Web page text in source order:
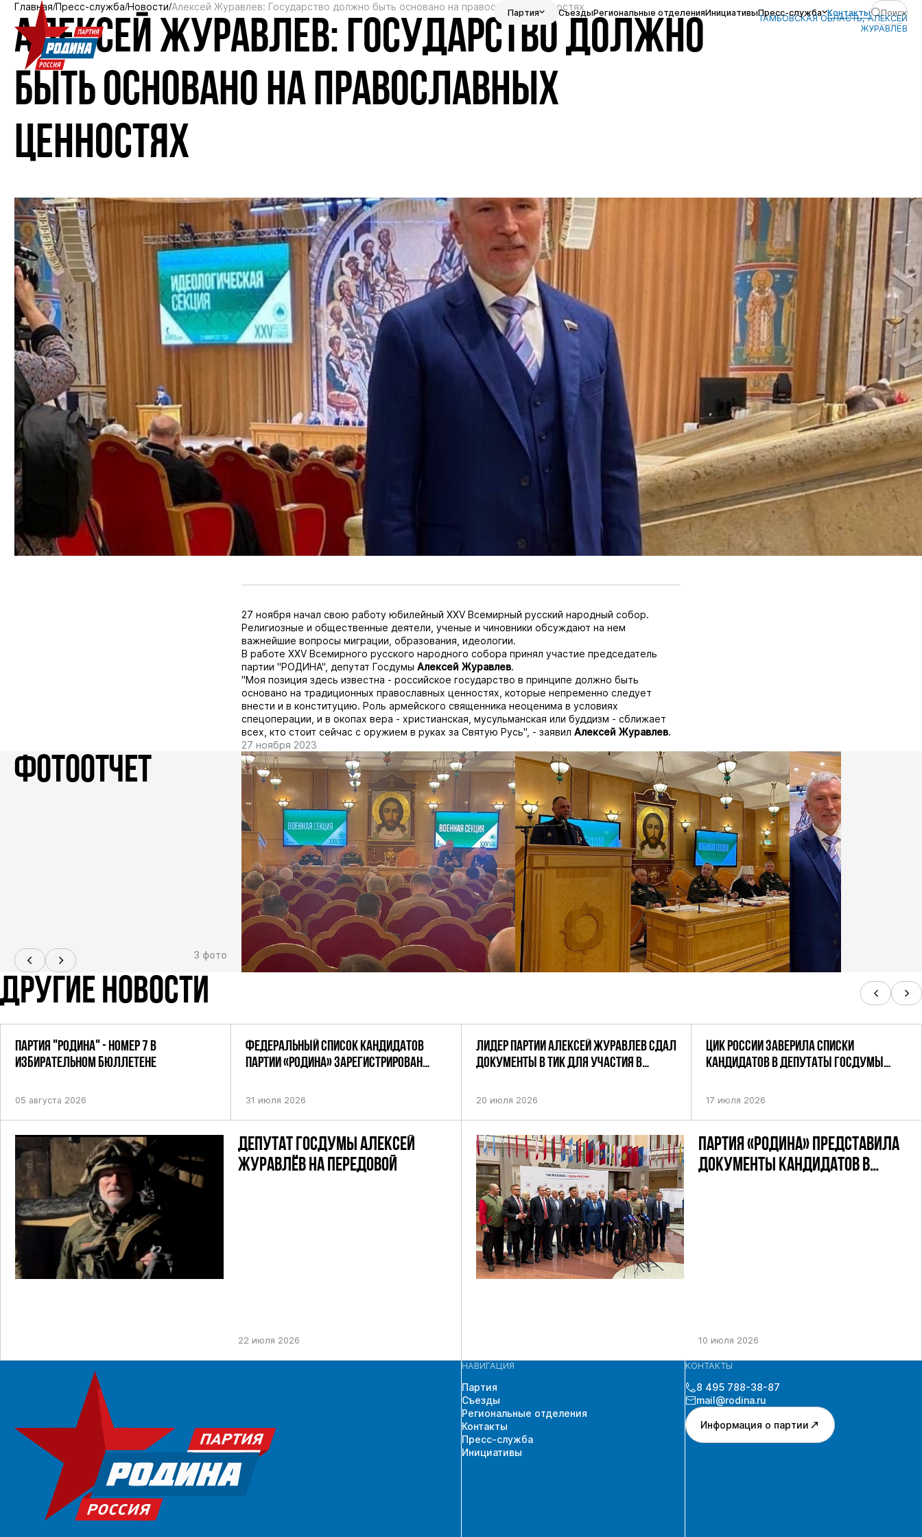
Партия СъездыРегиональные отделенияИнициативыПресс-служба Контакты Поиск
Главная Пресс-служба Новости Алексей Журавлев: Государство должно быть основано на православных ценностях
АЛЕКСЕЙ ЖУРАВЛЕВ: ГОСУДАРСТВО ДОЛЖНО
БЫТЬ ОСНОВАНО НА ПРАВОСЛАВНЫХ
ЦЕННОСТЯХ
ТАМБОВСКАЯ ОБЛАСТЬ, АЛЕКСЕЙ
ЖУРАВЛЁВ
27 ноября начал свою работу юбилейный XXV Всемирный русский народный собор.
Религиозные и общественные деятели, ученые и чиновники обсуждают на нем
важнейшие вопросы миграции, образования, идеологии.
В работе XXV Всемирного русского народного собора принял участие председатель
партии "РОДИНА", депутат Госдумы Алексей Журавлев.
"Моя позиция здесь известна - российское государство в принципе должно быть
основано на традиционных православных ценностях, которые непременно следует
внести и в конституцию. Роль армейского священника неоценима в условиях
спецоперации, и в окопах вера - христианская, мусульманская или буддизм - сближает
всех, кто стоит сейчас с оружием в руках за Святую Русь", - заявил Алексей Журавлев.
27 ноября 2023
ФОТООТЧЕТ
3 фото
ДРУГИЕ НОВОСТИ
ПАРТИЯ "РОДИНА" - НОМЕР 7 В
ИЗБИРАТЕЛЬНОМ БЮЛЛЕТЕНЕ
05 августа 2026
ФЕДЕРАЛЬНЫЙ СПИСОК КАНДИДАТОВ
ПАРТИИ «РОДИНА» ЗАРЕГИСТРИРОВАН
31 июля 2026
ДЕПУТАТ ГОСДУМЫ АЛЕКСЕЙ
ЖУРАВЛЁВ НА ПЕРЕДОВОЙ
22 июля 2026
ЛИДЕР ПАРТИИ АЛЕКСЕЙ ЖУРАВЛЕВ СДАЛ
ДОКУМЕНТЫ В ТИК ДЛЯ УЧАСТИЯ В
ПО НЕФТЕКАМСКОМУ ОДНОМАНДАТНОМУ
20 июля 2026
ЦИК РОССИИ ЗАВЕРИЛА СПИСКИ
КАНДИДАТОВ В ДЕПУТАТЫ ГОСДУМЫ
17 июля 2026
ПАРТИЯ «РОДИНА» ПРЕДСТАВИЛА
ДОКУМЕНТЫ КАНДИДАТОВ В
10 июля 2026
НАВИГАЦИЯ
Партия
Съезды
Региональные отделения
Контакты
Пресс-служба
Инициативы
КОНТАКТЫ
8 495 788-38-87
mail@rodina.ru
Информация о партии